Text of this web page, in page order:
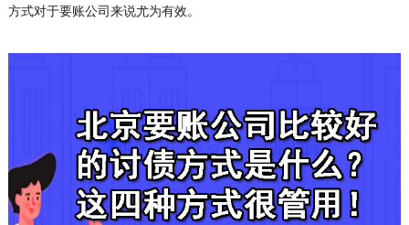
方式对于要账公司来说尤为有效。